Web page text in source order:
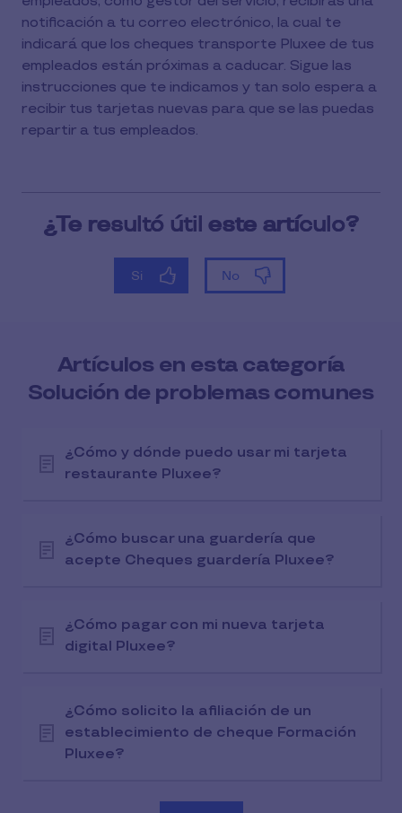
notificación a tu correo electrónico, la cual te
indicará que los cheques transporte Pluxee de tus
empleados están próximas a caducar. Sigue las
instrucciones que te indicamos y tan solo espera a
recibir tus tarjetas nuevas para que se las puedas
repartir a tus empleados.
Artículos en esta categoría
Solución de problemas comunes
¿Cómo y dónde puedo usar mi tarjeta
restaurante Pluxee?
¿Cómo buscar una guardería que
acepte Cheques guardería Pluxee?
¿Cómo pagar con mi nueva tarjeta
digital Pluxee?
¿Cómo solicito la afiliación de un
establecimiento de cheque Formación
Pluxee?